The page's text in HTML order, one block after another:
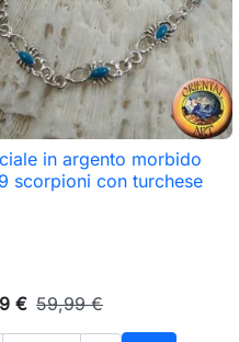
 Anteprima
in argento morbido
scorpioni con turchese
€ 59,99 €